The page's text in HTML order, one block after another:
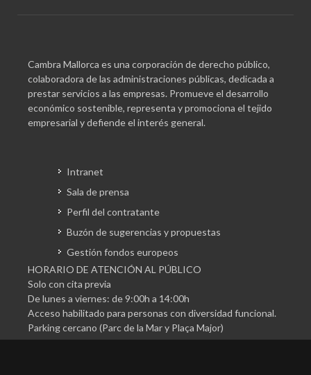
Cambra Mallorca es una corporación de derecho público,
colaboradora de las administraciones públicas, dedicada a
prestar servicios a las empresas. Promueve el desarrollo
económico sostenible, representa y promociona el tejido
empresarial y defiende el interés general.
Intranet
Sala de prensa
Perfil del contratante
Buzón de sugerencias y propuestas
Gestión fondos europeos
HORARIO DE ATENCIÓN AL PÚBLICO
Solo con cita previa
De lunes a viernes: de 9:00h a 14:00h
Acceso habilitado para personas con diversidad funcional.
Parking cercano (Parc de la Mar y Plaça Major)